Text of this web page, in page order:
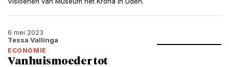
6 mei 2023
Tessa Vallinga
ECONOMIE
Van huismoeder tot